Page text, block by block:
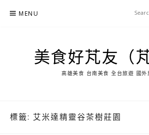
MENU
美食好芃友（
高雄美食 台南美食 全台旅遊 國外
標籤: 艾米達精靈谷茶樹莊園